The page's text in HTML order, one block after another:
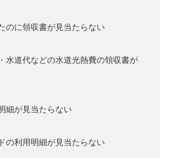
のに領収書が見当たらない
水道代などの水道光熱費の領収書が
細が見当たらない
の利用明細が見当たらない